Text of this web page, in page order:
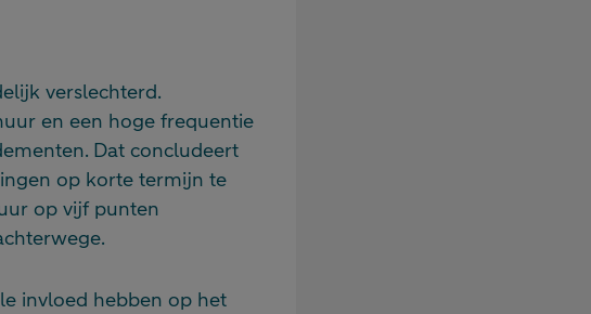
verslechterd.
en een hoge frequentie
Dat concludeert
op korte termijn te
op vijf punten
invloed hebben op het